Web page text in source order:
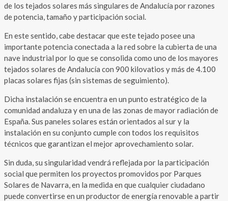
de los tejados solares más singulares de Andalucía por razones
de potencia, tamaño y participación social.
En este sentido, cabe destacar que este tejado posee una
importante potencia conectada a la red sobre la cubierta de una
nave industrial por lo que se consolida como uno de los mayores
tejados solares de Andalucía con 900 kilovatios y más de 4.100
placas solares fijas (sin sistemas de seguimiento).
Dicha instalación se encuentra en un punto estratégico de la
comunidad andaluza y en una de las zonas de mayor radiación de
España. Sus paneles solares están orientados al sur y la
instalación en su conjunto cumple con todos los requisitos
técnicos que garantizan el mejor aprovechamiento solar.
Sin duda, su singularidad vendrá reflejada por la participación
social que permiten los proyectos promovidos por Parques
Solares de Navarra, en la medida en que cualquier ciudadano
puede convertirse en un productor de energía renovable a partir